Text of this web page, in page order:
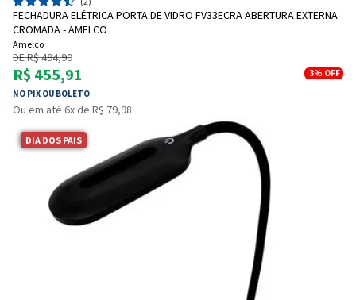
FECHADURA ELÉTRICA PORTA DE VIDRO FV33ECRA ABERTURA EXTERNA
CROMADA - AMELCO
Amelco
DE R$ 494,90
R$ 455,91
NO PIX OU BOLETO
3% OFF
Ou em até 6x de R$ 79,98
DIA DOS PAIS